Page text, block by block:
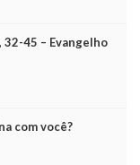
32-45 – Evangelho
com você?